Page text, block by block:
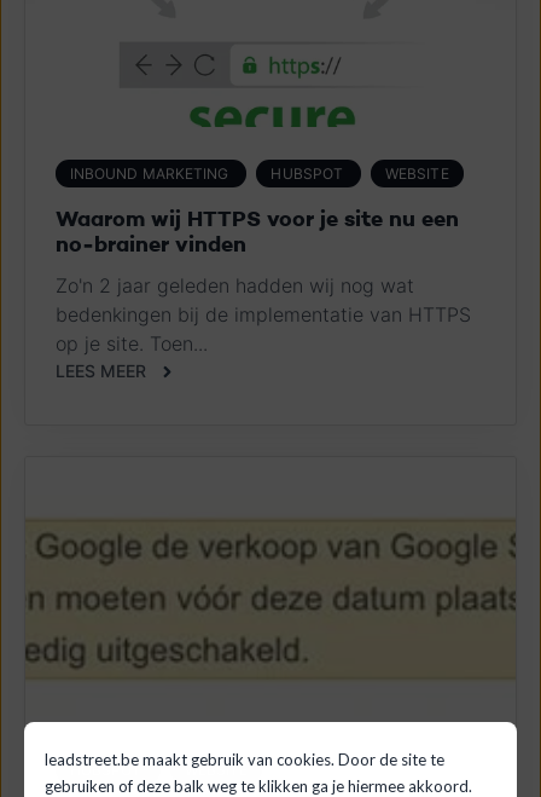
leadstreet.be maakt gebruik van cookies. Door de site te
gebruiken of deze balk weg te klikken ga je hiermee akkoord.
INBOUND MARKETING HUBSPOT WEBSITE
Waarom wij HTTPS voor je site nu een
no-brainer vinden
Zo'n 2 jaar geleden hadden wij nog wat
bedenkingen bij de implementatie van HTTPS
op je site. Toen...
LEES MEER
HUBSPOT WEBSITE